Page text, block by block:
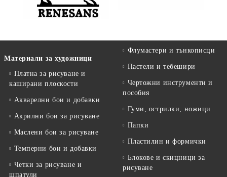
Материали за художници
Платна за рисуване и
каширани плоскости
Акварелни бои и добавки
Акрилни бои за рисуване
Маслени бои за рисуване
Темперни бои и добавки
Четки за рисуване и
шпатули
Флумастери и тънкописци
Пастели и тебешири
Чертожни инструменти и
пособия
Гуми, острилки, ножици
Папки
Пластилин и формички
Блокове и скицници за
рисуване